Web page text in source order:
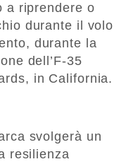
a riprendere o
durante il volo
durante la
dell’F-35
in California.
svolgerà un
resilienza